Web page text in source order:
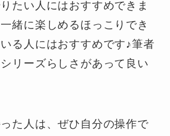
たい人にはおすすめできま
緒に楽しめるほっこりでき
る人にはおすすめです♪筆者
リーズらしさがあって良い
た人は、ぜひ自分の操作で